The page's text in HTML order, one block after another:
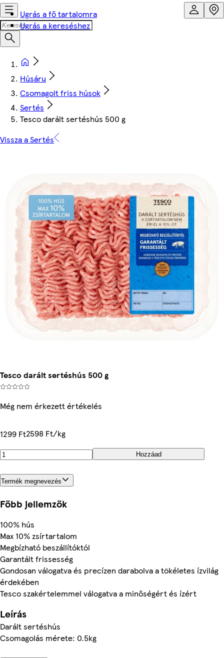
Ugrás a fő tartalomra
Ugrás a kereséshez
Húsáru
Csomagolt friss húsok
Sertés
Tesco darált sertéshús 500 g
Vissza a Sertés
Tesco darált sertéshús 500 g
Még nem érkezett értékelés
1299 Ft2598 Ft/kg
Hozzáad
Termék megnevezés
Főbb jellemzők
100% hús
Max 10% zsírtartalom
Megbízható beszállítóktól
Garantált frissesség
Gondosan válogatva és precízen darabolva a tökéletes ízvilág
érdekében
Tesco szakértelemmel válogatva a minőségért és ízért
Leírás
Darált sertéshús
Csomagolás mérete: 0.5kg